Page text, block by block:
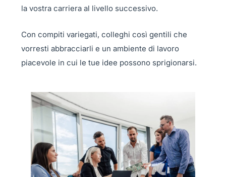
la vostra carriera al livello successivo.
Con compiti variegati, colleghi così gentili che
vorresti abbracciarli e un ambiente di lavoro
piacevole in cui le tue idee possono sprigionarsi.